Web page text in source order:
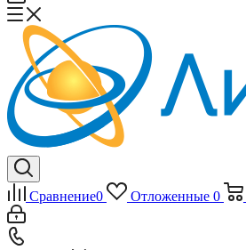
Сравнение0 Отложенные 0